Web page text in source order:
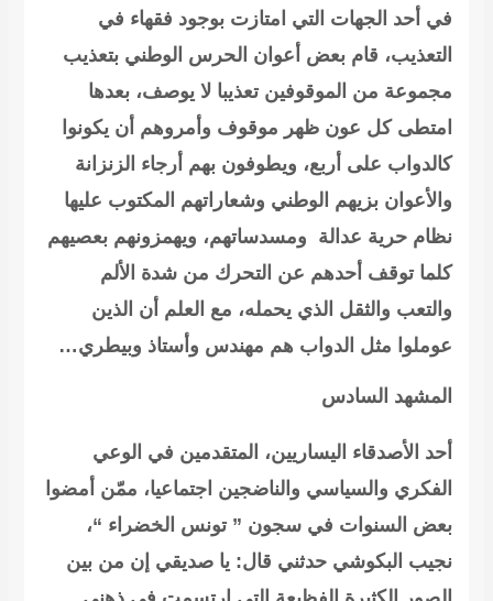
في أحد الجهات التي امتازت بوجود فقهاء في
التعذيب، قام بعض أعوان الحرس الوطني بتعذيب
مجموعة من الموقوفين تعذيبا لا يوصف، بعدها
امتطى كل عون ظهر موقوف وأمروهم أن يكونوا
كالدواب على أربع، ويطوفون بهم أرجاء الزنزانة
والأعوان بزيهم الوطني وشعاراتهم المكتوب عليها
نظام حرية عدالة ومسدساتهم، ويهمزونهم بعصيهم
كلما توقف أحدهم عن التحرك من شدة الألم
والتعب والثقل الذي يحمله، مع العلم أن الذين
عوملوا مثل الدواب هم مهندس وأستاذ وبيطري…
المشهد السادس
أحد الأصدقاء اليساريين، المتقدمين في الوعي
الفكري والسياسي والناضجين اجتماعيا، ممّن أمضوا
بعض السنوات في سجون ” تونس الخضراء “،
نجيب البكوشي حدثني قال: يا صديقي إن من بين